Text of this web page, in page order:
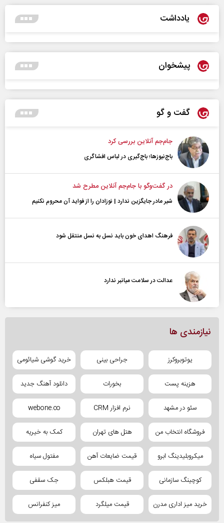
یادداشت
پیشخوان
گفت و گو
جام‌جم آنلاین بررسی کرد
باج‌نیوزها؛ باج‌گیری در لباس افشاگری
در گفت‌و‌گو با جام‌جم آنلاین مطرح شد
شیر مادر جایگزین ندارد | نوزادان را از فواید آن محروم نکنیم
فرهنگ اهدای خون باید نسل به نسل منتقل شود
عدالت در سلامت میانبر ندارد
نیازمندی ها
یوتوبروکرز جراحی بینی خرید گوشی شیائومی
هزینه پست بخورات دانلود آهنگ جدید
سئو در مشهد نرم افزار CRM webone.co
فروشگاه انتخاب من هتل های تهران کمک به خیریه
میکروبلیدینگ ابرو قیمت ضایعات آهن مفتول سیاه
کوچینگ سازمانی قیمت هبلکس جک سقفی
خرید میز اداری مدرن قیمت میلگرد میز کنفرانس